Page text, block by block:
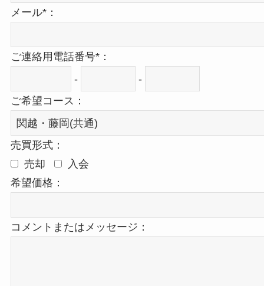
メール*：
ご連絡用電話番号*：
-
-
ご希望コース：
売買形式：
売却
入会
希望価格：
コメントまたはメッセージ：